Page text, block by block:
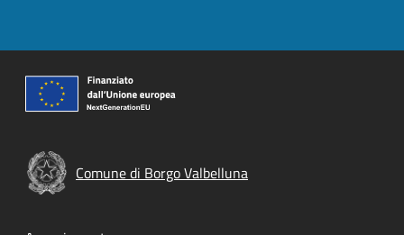
Comune di Borgo Valbelluna